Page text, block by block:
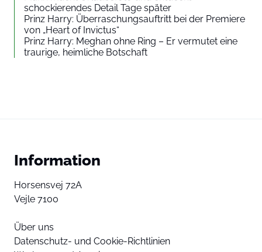
schockierendes Detail Tage später
Prinz Harry: Überraschungsauftritt bei der Premiere
von „Heart of Invictus“
Prinz Harry: Meghan ohne Ring – Er vermutet eine
traurige, heimliche Botschaft
Information
Horsensvej 72A
Vejle 7100
Über uns
Datenschutz- und Cookie-Richtlinien